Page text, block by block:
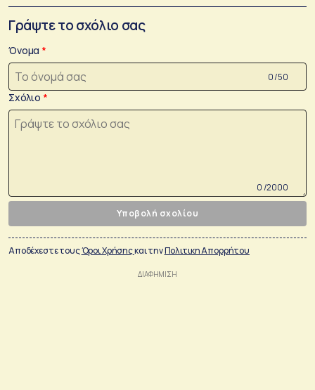
Γράψτε το σχόλιο σας
Όνομα
0 /50
Σχόλιο
0 /2000
Υποβολή σχολίου
Αποδέχεστε τουςΌροι Χρήσηςκαι τηνΠολιτικη Απορρήτου